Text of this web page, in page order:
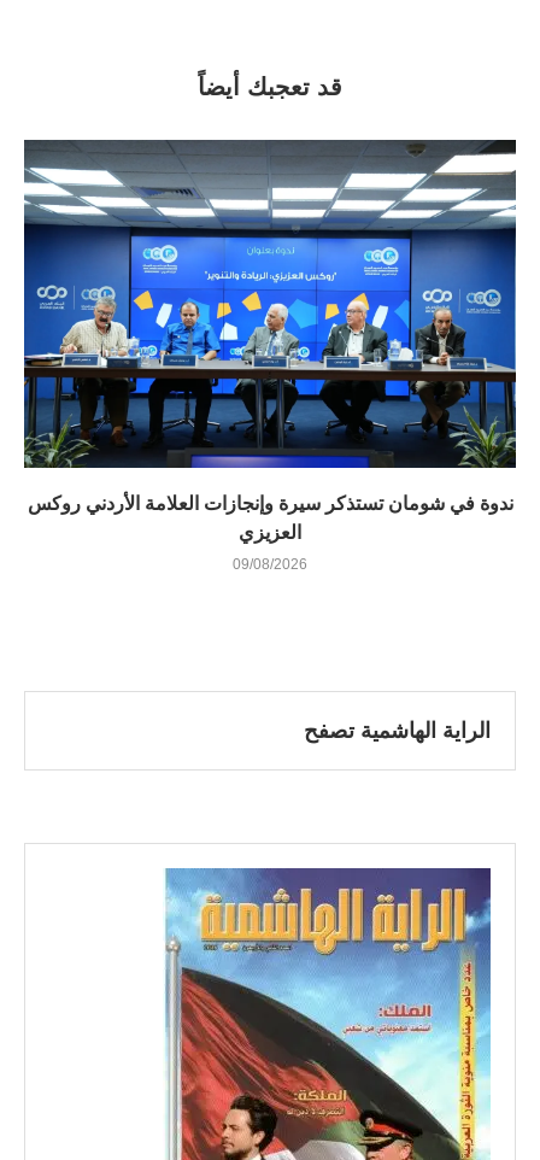
قد تعجبك أيضاً
ندوة في شومان تستذكر سيرة وإنجازات العلامة الأردني روكس
العزيزي
09/08/2026
الراية الهاشمية تصفح